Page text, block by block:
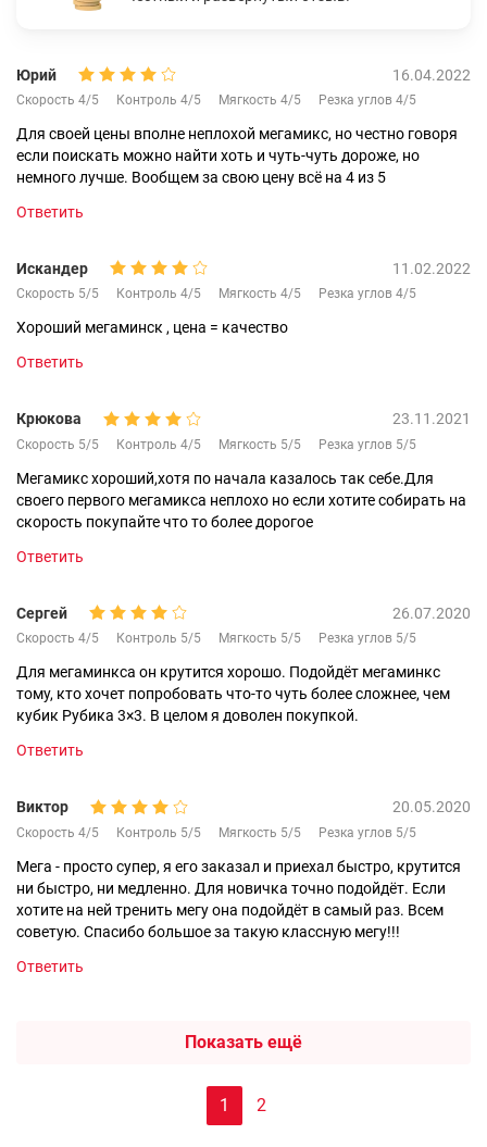
Юрий 16.04.2022
Скорость 4/5 Контроль 4/5 Мягкость 4/5 Резка углов 4/5
Для своей цены вполне неплохой мегамикс, но честно говоря
если поискать можно найти хоть и чуть-чуть дороже, но
немного лучше. Вообщем за свою цену всё на 4 из 5
Ответить
Искандер 11.02.2022
Скорость 5/5 Контроль 4/5 Мягкость 4/5 Резка углов 4/5
Хороший мегаминск , цена = качество
Ответить
Крюкова 23.11.2021
Скорость 5/5 Контроль 4/5 Мягкость 5/5 Резка углов 5/5
Мегамикс хороший,хотя по начала казалось так себе.Для
своего первого мегамикса неплохо но если хотите собирать на
скорость покупайте что то более дорогое
Ответить
Сергей 26.07.2020
Скорость 4/5 Контроль 5/5 Мягкость 5/5 Резка углов 5/5
Для мегаминкса он крутится хорошо. Подойдёт мегаминкс
тому, кто хочет попробовать что-то чуть более сложнее, чем
кубик Рубика 3×3. В целом я доволен покупкой.
Ответить
Виктор 20.05.2020
Скорость 4/5 Контроль 5/5 Мягкость 5/5 Резка углов 5/5
Мега - просто супер, я его заказал и приехал быстро, крутится
ни быстро, ни медленно. Для новичка точно подойдёт. Если
хотите на ней тренить мегу она подойдёт в самый раз. Всем
советую. Спасибо большое за такую классную мегу!!!
Ответить
Показать ещё
1 2